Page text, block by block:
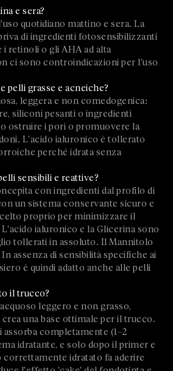
e sera?
quotidiano mattino e sera. La
di ingredienti fotosensibilizzanti
retinoli o gli AHA ad alta
ci sono controindicazioni per l'uso
pelli grasse e acneiche?
leggera e non comedogenica:
siliconi pesanti o ingredienti
ostruire i pori o promuovere la
L'acido ialuronico è tollerato
perché idrata senza
sensibili e reattive?
con ingredienti dal profilo di
un sistema conservante sicuro e
proprio per minimizzare il
ialuronico e la Glicerina sono
tollerati in assoluto. Il Mannitolo
assenza di sensibilità specifiche ai
è quindi adatto anche alle pelli
il trucco?
leggero e non grasso,
una base ottimale per il trucco.
assorba completamente (1–2
idratante, e solo dopo il primer e
idratato fa aderire